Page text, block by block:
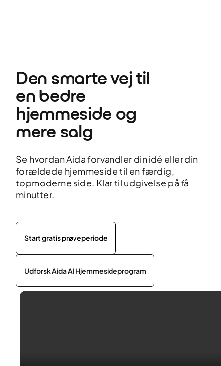
Den smarte vej til
en bedre
hjemmeside og
mere salg
Se hvordan Aida forvandler din idé eller din
forældede hjemmeside til en færdig,
topmoderne side. Klar til udgivelse på få
minutter.
Start gratis prøveperiode
Udforsk Aida AI Hjemmesideprogram